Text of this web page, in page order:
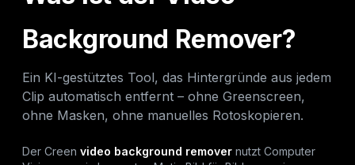
Background Remover?
Ein KI-gestütztes Tool, das Hintergründe aus jedem
Clip automatisch entfernt – ohne Greenscreen,
ohne Masken, ohne manuelles Rotoskopieren.
Der Creen video background remover nutzt Computer